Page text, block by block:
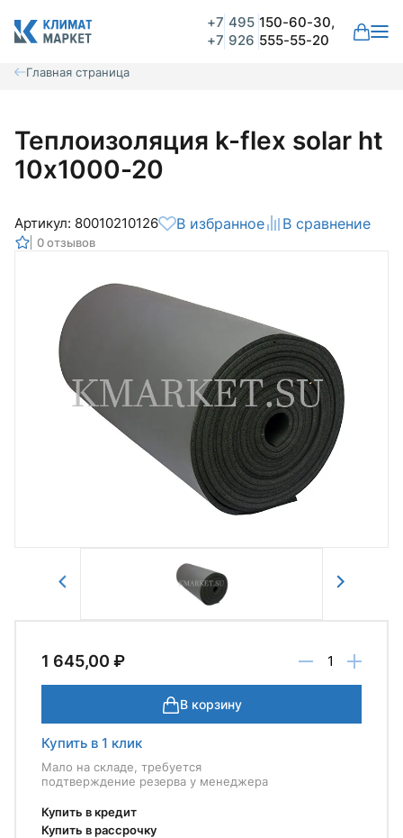
+7 495 150-60-30,
+7 926 555-55-20
Главная страница
Теплоизоляция k-flex solar ht
10x1000-20
Артикул: 80010210126 В избранное В сравнение
0 отзывов
1 645,00 ₽
В корзину
Купить в 1 клик
Мало на складе, требуется
подтверждение резерва у менеджера
Купить в кредит
Купить в рассрочку
Отправить
покупки на нашем сайте и ваш аккаунт
был создан автоматически.
Для оформления заказа необходимо
войти в личный кабинет.
Авторизоваться